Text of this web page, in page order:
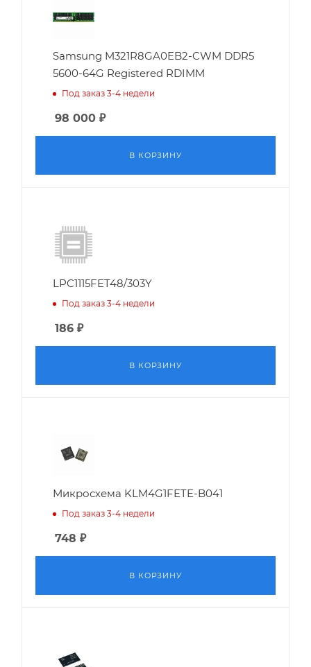
Samsung M321R8GA0EB2-CWM DDR5
5600-64G Registered RDIMM
Под заказ 3-4 недели
98 000 ₽
В КОРЗИНУ
LPC1115FET48/303Y
Под заказ 3-4 недели
186 ₽
В КОРЗИНУ
Микросхема KLM4G1FETE-B041
Под заказ 3-4 недели
748 ₽
В КОРЗИНУ